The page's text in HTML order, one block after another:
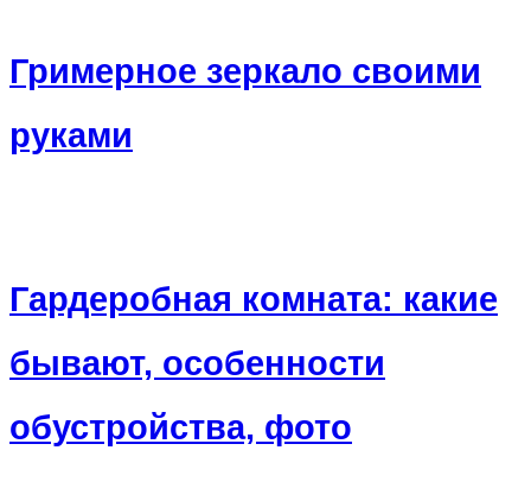
Гримерное зеркало своими
руками
Гардеробная комната: какие
бывают, особенности
обустройства, фото